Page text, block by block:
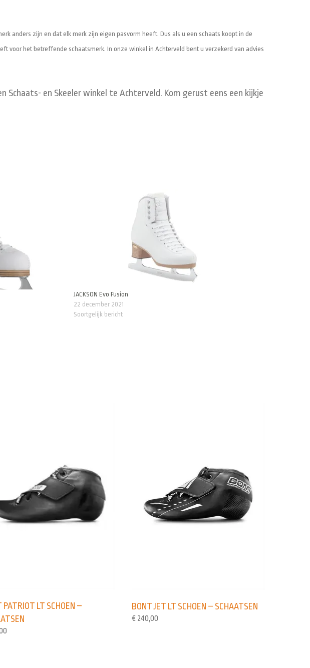
anders zijn en dat elk merk zijn eigen pasvorm heeft. Dus als u een schaats koopt in de
voor het betreffende schaatsmerk. In onze winkel in Achterveld bent u verzekerd van advies
en Skeeler winkel te Achterveld. Kom gerust eens een kijkje
JACKSON Evo Fusion
22 december 2021
Soortgelijk bericht
PATRIOT LT SCHOEN –
BONT JET LT SCHOEN – SCHAATSEN
€ 240,00